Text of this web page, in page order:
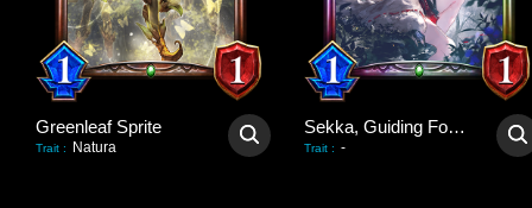
Greenleaf Sprite
Trait : Natura
Sekka, Guiding Fox Fire
Trait : -